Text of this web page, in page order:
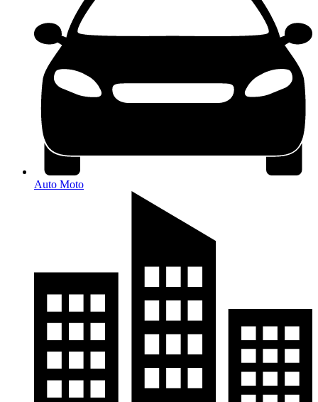
Auto Moto